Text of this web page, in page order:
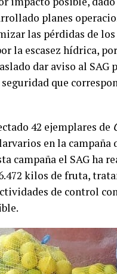
planes
las pérdidas de
la escasez hídrica,
dar aviso al
que
42 ejemplares de
en la
campaña el SAG ha
kilos de fruta,
de control